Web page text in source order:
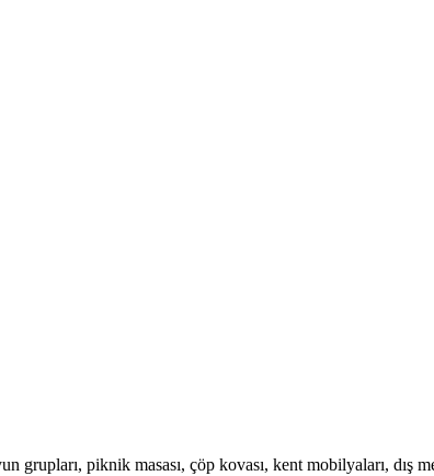
piknik masası, çöp kovası, kent mobilyaları, dış